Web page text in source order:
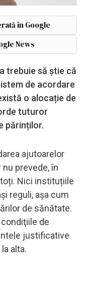
în Google
News
trebuie să știe că
de acordare
o alocație de
tuturor
părinților.
ajutoarelor
prevede, în
Nici instituțiile
reguli, așa cum
de sănătate.
de
justificative
alta.